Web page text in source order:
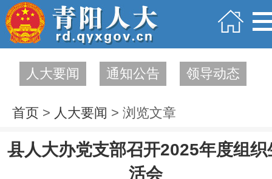
人大要闻 通知公告 领导动态
首页 > 人大要闻 > 浏览文章
县人大办党支部召开2025年度组织
活会